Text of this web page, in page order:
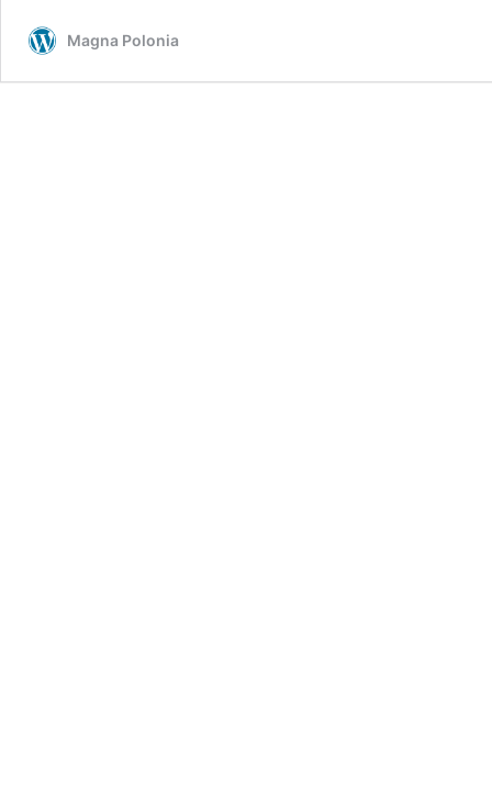
Magna Polonia